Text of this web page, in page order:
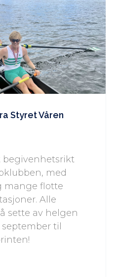
Styret Våren
med
mange flotte
Alle
sette av helgen
september til